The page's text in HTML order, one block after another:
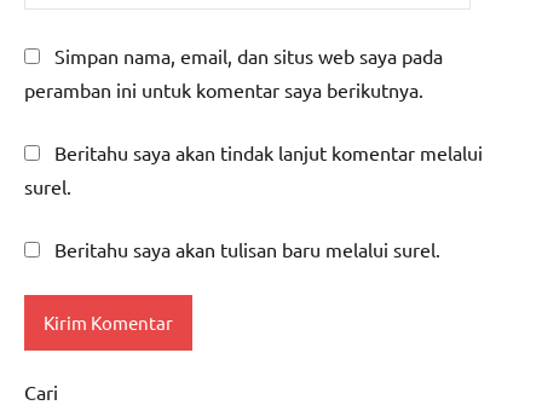
Simpan nama, email, dan situs web saya pada
peramban ini untuk komentar saya berikutnya.
Beritahu saya akan tindak lanjut komentar melalui
surel.
Beritahu saya akan tulisan baru melalui surel.
Cari